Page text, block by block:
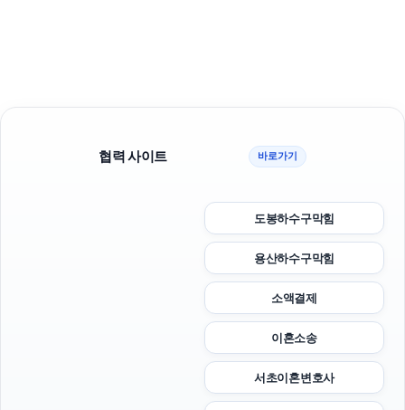
협력 사이트 바로가기
도봉하수구막힘
용산하수구막힘
소액결제
이혼소송
서초이혼변호사